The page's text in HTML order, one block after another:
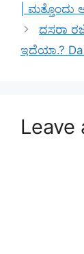
| ಮತ್ತೊಂದು
ದಸರಾ
ಇದೆಯಾ.?
Leave